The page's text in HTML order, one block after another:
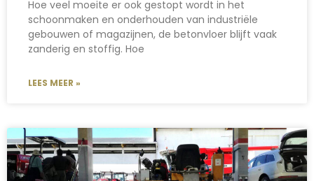
Hoe veel moeite er ook gestopt wordt in het
schoonmaken en onderhouden van industriële
gebouwen of magazijnen, de betonvloer blijft vaak
zanderig en stoffig. Hoe
LEES MEER »